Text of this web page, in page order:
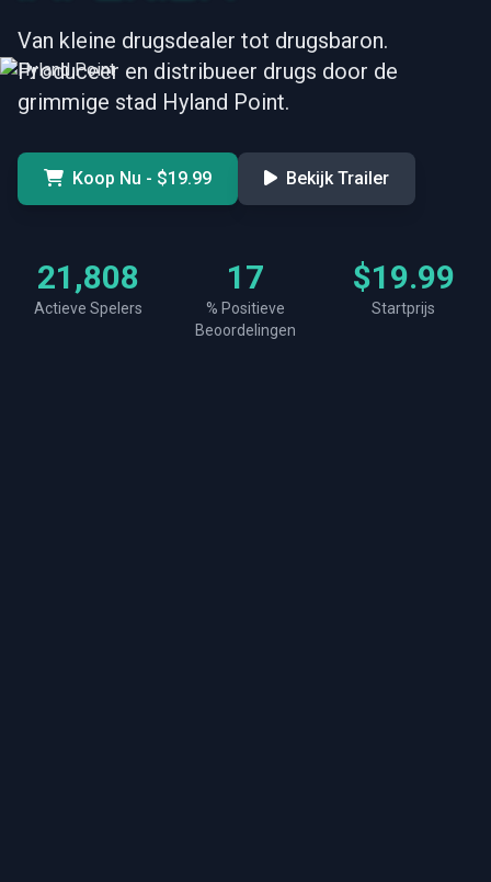
Van kleine drugsdealer tot drugsbaron.
Produceer en distribueer drugs door de
grimmige stad Hyland Point.
Koop Nu - $19.99 Bekijk Trailer
23,896
Actieve Spelers
19
% Positieve
Beoordelingen
$19.99
Startprijs